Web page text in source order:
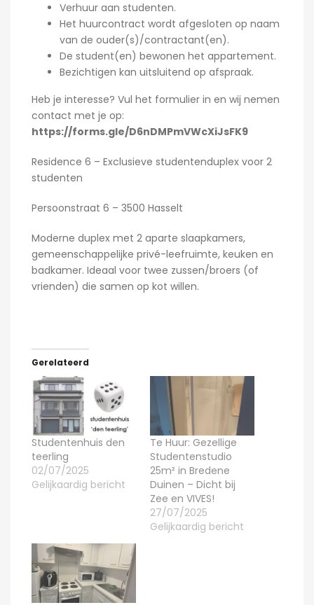
Verhuur aan studenten.
Het huurcontract wordt afgesloten op naam
van de ouder(s)/contractant(en).
De student(en) bewonen het appartement.
Bezichtigen kan uitsluitend op afspraak.
Heb je interesse? Vul het formulier in en wij nemen
contact met je op:
https://forms.gle/D6nDMPmVWcXiJsFK9
Residence 6 – Exclusieve studentenduplex voor 2
studenten
Persoonstraat 6 – 3500 Hasselt
Moderne duplex met 2 aparte slaapkamers,
gemeenschappelijke privé-leefruimte, keuken en
badkamer. Ideaal voor twee zussen/broers (of
vrienden) die samen op kot willen.
Gerelateerd
Studentenhuis den
teerling
02/07/2025
Gelijkaardig bericht
Te Huur: Gezellige
Studentenstudio
25m² in Bredene
Duinen – Dicht bij
Zee en VIVES!
27/07/2025
Gelijkaardig bericht